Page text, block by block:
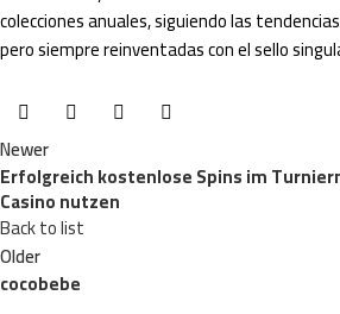
colecciones anuales, siguiendo las
pero siempre reinventadas con el sello
Newer
Erfolgreich kostenlose Spins im
Casino nutzen
Back to list
Older
cocobebe